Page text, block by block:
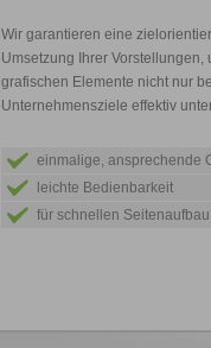
Wir garantieren eine
Umsetzung Ihrer Vorstellungen,
grafischen Elemente nicht nur
Unternehmensziele effektiv
einmalige, ansprechende
leichte Bedienbarkeit
für schnellen